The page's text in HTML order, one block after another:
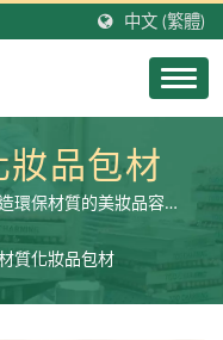
中文 (繁體)
品包材
環保材質的美妝品容器
加工服務以及成品充填
質化妝品包材